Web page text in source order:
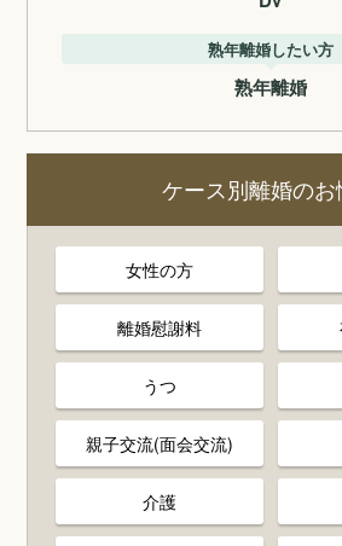
熟年離婚したい方
熟年離婚
ケース別離婚のお
女性の方
離婚慰謝料
うつ
親子交流(面会交流)
介護